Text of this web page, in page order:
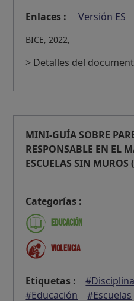
Enlaces :
Versión ES
BICE, 2022,
> Detalles del
MINI-GUÍA SOBRE
RESPONSABLE EN EL
ESCUELAS SIN MUROS
Categorías :
Educación
Violencia
Etiquetas :
#Educación
#Escuelas